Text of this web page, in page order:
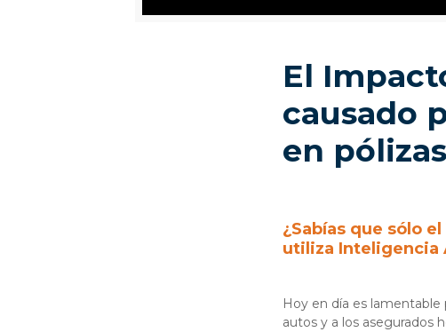
El
causado
en
¿Sabías que sólo
utiliza Inteligencia
Hoy en día es
autos y a los asegurados